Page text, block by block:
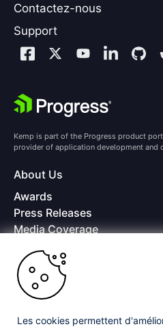
Contactez-nous
Support
Kemp is part of the Progress product
provider of application development and
About Us
Awards
Press Releases
Media Coverage
Offices
Copyright © 2026 Progress
subsidiaries or affiliates. All
Progress and certain product names
Les cookies permettent